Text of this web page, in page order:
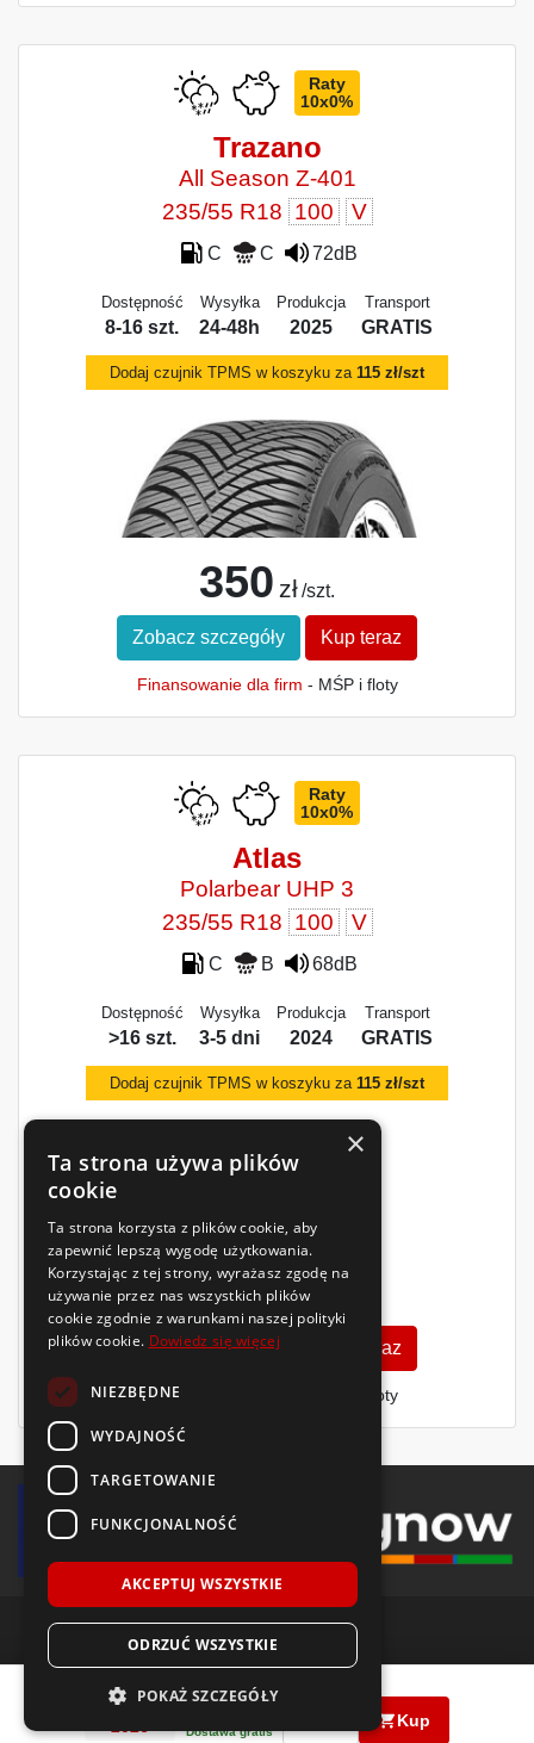
Raty
10x0%
Trazano
All Season Z-401
235/55 R18 100 V
C C 72dB
Dostępność
8-16 szt.
Wysyłka
24-48h
Produkcja
2025
Transport
GRATIS
Dodaj czujnik TPMS w koszyku za 115 zł/szt
350 zł /szt.
Zobacz szczegóły Kup teraz
Finansowanie dla firm - MŚP i floty
Raty
10x0%
Atlas
Polarbear UHP 3
235/55 R18 100 V
C B 68dB
Dostępność
>16 szt.
Wysyłka
3-5 dni
Produkcja
2024
Transport
GRATIS
Dodaj czujnik TPMS w koszyku za 115 zł/szt
377 zł/szt.
Zobacz szczegóły Kup teraz
Finansowanie dla firm - MŚP i floty
© 2018-2026 Voida.pl. Wszelkie prawa zastrzeżone.
polityka plików cookie
Goodride Z-401
Dostawa gratis
Kup
×
Ta strona używa plików
cookie
Ta strona korzysta z plików cookie, aby
zapewnić lepszą wygodę użytkowania.
Korzystając z tej strony, wyrażasz zgodę na
używanie przez nas wszystkich plików
cookie zgodnie z warunkami naszej polityki
plików cookie. Dowiedz się więcej
NIEZBĘDNE
WYDAJNOŚĆ
TARGETOWANIE
FUNKCJONALNOŚĆ
AKCEPTUJ WSZYSTKIE
ODRZUĆ WSZYSTKIE
POKAŻ SZCZEGÓŁY